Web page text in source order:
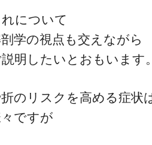
れについて
学の視点も交えながら
明したいとおもいます。
のリスクを高める症状
ですが